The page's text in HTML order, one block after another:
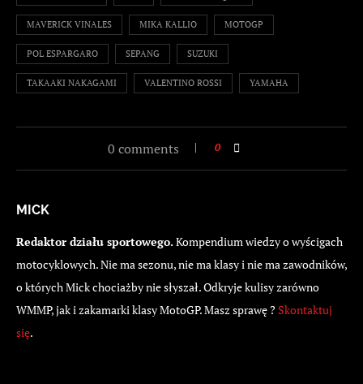
MAVERICK VINALES MIKA KALLIO MOTOGP
POL ESPARGARO SEPANG SUZUKI
TAKAAKI NAKAGAMI VALENTINO ROSSI YAMAHA
0 comments 0
MICK
Redaktor działu sportowego.Kompendium wiedzy o wyścigach
motocyklowych. Nie ma sezonu, nie ma klasy i nie ma zawodników,
o których Mick chociażby nie słyszał. Odkryje kulisy zarówno
WMMP, jak i zakamarki klasy MotoGP. Masz sprawę ? Skontaktuj
się.